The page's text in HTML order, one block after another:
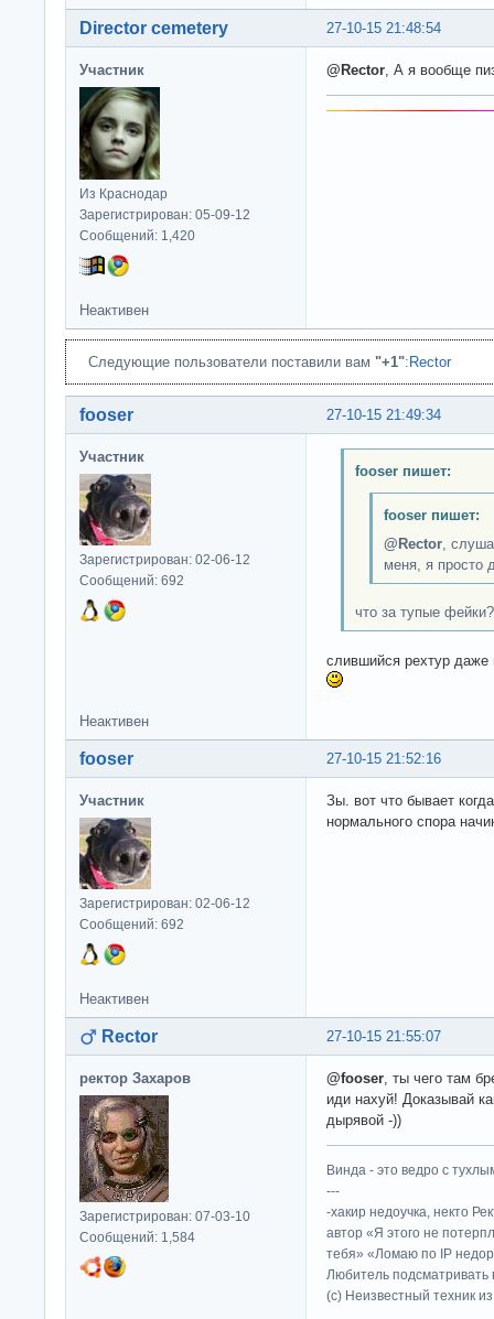
27-10-15 21:48:54
Director cemetery
Участник
Из Краснодар
Зарегистрирован: 05-09-12
Сообщений: 1,420
@Rector , А я вообще
Неактивен
Следующие пользователи поставили вам "+1": Rector
27-10-15 21:49:34
fooser
Участник
Зарегистрирован: 02-06-12
Сообщений: 692
fooser пишет:
fooser пишет:
@Rector,
меня, я просто
что за тупые фейки?
слившийся рехтур даже
Неактивен
27-10-15 21:52:16
fooser
Участник
Зарегистрирован: 02-06-12
Сообщений: 692
Зы. вот что бывает
нормального спора
Неактивен
27-10-15 21:55:07
Rector
ректор Захаров
Зарегистрирован: 07-03-10
Сообщений: 1,584
@fooser, ты чего там
иди нахуй! Доказывай
дырявой -))
Винда - это ведро с
---
-хакир недоучка, некто
автор «Я этого не
тебя» «Ломаю по IP
Любитель подсматривать
(c) Неизвестный техник